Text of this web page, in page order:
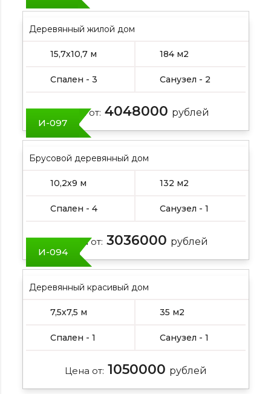
Деревянный жилой дом
15,7х10,7 м 184 м2
Спален - 3 Санузел - 2
Цена от: 4048000 рублей
И-097
Брусовой деревянный дом
10,2х9 м 132 м2
Спален - 4 Санузел - 1
Цена от: 3036000 рублей
И-094
Деревянный красивый дом
7,5х7,5 м 35 м2
Спален - 1 Санузел - 1
Цена от: 1050000 рублей